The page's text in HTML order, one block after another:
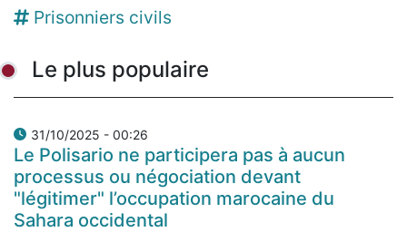
Prisonniers civils
Le plus populaire
31/10/2025 - 00:26
Le Polisario ne participera pas à aucun
processus ou négociation devant
"légitimer" l’occupation marocaine du
Sahara occidental